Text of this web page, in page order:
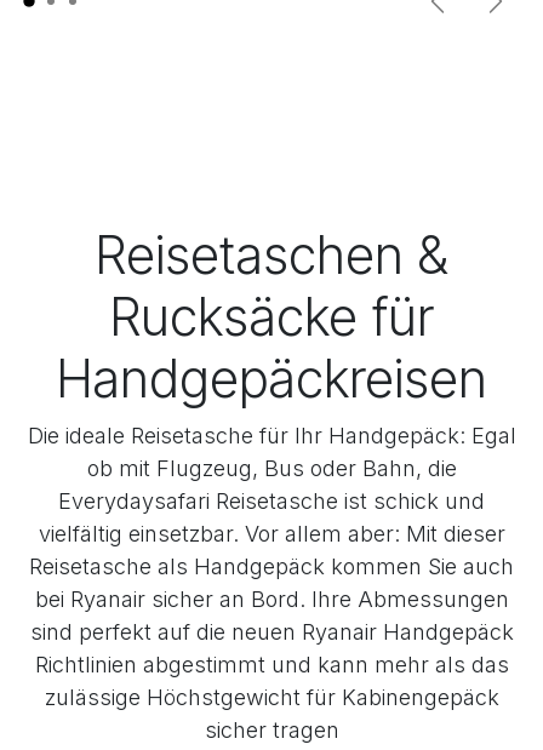
PreviousNext
Reisetaschen &
Rucksäcke für
Handgepäckreisen
Die ideale Reisetasche für Ihr Handgepäck: Egal
ob mit Flugzeug, Bus oder Bahn, die
Everydaysafari Reisetasche ist schick und
vielfältig einsetzbar. Vor allem aber: Mit dieser
Reisetasche als Handgepäck kommen Sie auch
bei Ryanair sicher an Bord. Ihre Abmessungen
sind perfekt auf die neuen Ryanair Handgepäck
Richtlinien abgestimmt und kann mehr als das
zulässige Höchstgewicht für Kabinengepäck
sicher tragen